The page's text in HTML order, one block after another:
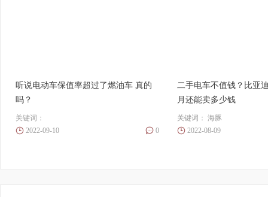
听说电动车保值率超过了燃油车 真的
吗？
关键词：
2022-09-10
0
二手电车不值钱？比亚
月还能卖多少钱
关键词： 海豚
2022-08-09